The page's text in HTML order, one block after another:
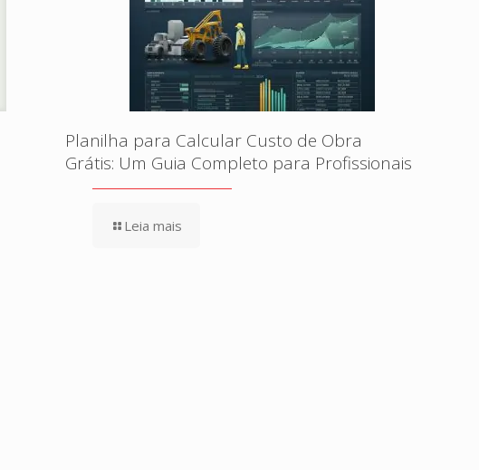
Planilha para Calcular Custo de Obra
Grátis: Um Guia Completo para Profissionais
Leia mais